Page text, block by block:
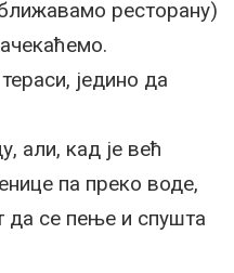
ресторану)
једино да
али, кад је већ
па преко воде,
да се пење и спушта